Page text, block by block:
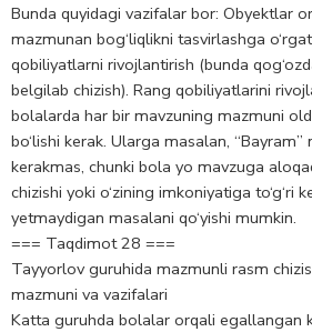
Bunda quyidagi vazifalar bor: Obyektlar
mazmunan bog‘liqlikni tasvirlashga
qobiliyatlarni rivojlantirish (bunda
belgilab chizish). Rang qobiliyatlarini
bolalarda har bir mavzuning mazmuni
bo‘lishi kerak. Ularga masalan, “Bayram”
kerakmas, chunki bola yo mavzuga
chizishi yoki o‘zining imkoniyatiga to‘g‘ri
yetmaydigan masalani qo‘yishi mumkin.
=== Taqdimot 28 ===
Tayyorlov guruhida mazmunli rasm
mazmuni va vazifalari
Katta guruhda bolalar orqali egallangan